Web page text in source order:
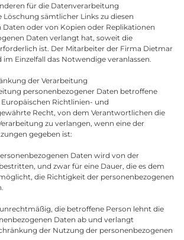
für die Datenverarbeitung
sämtlicher Links zu diesen
Daten oder von Kopien oder Replikationen
Daten verlangt hat, soweit die
ist. Der Mitarbeiter der Firma Dietmar
Einzelfall das Notwendige veranlassen.
der Verarbeitung
personenbezogener Daten betroffene
Richtlinien- und
Recht, von dem Verantwortlichen die
zu verlangen, wenn eine der
gegeben ist:
Daten wird von der
und zwar für eine Dauer, die es dem
die Richtigkeit der personenbezogenen
die betroffene Person lehnt die
Daten ab und verlangt
der Nutzung der personenbezogenen